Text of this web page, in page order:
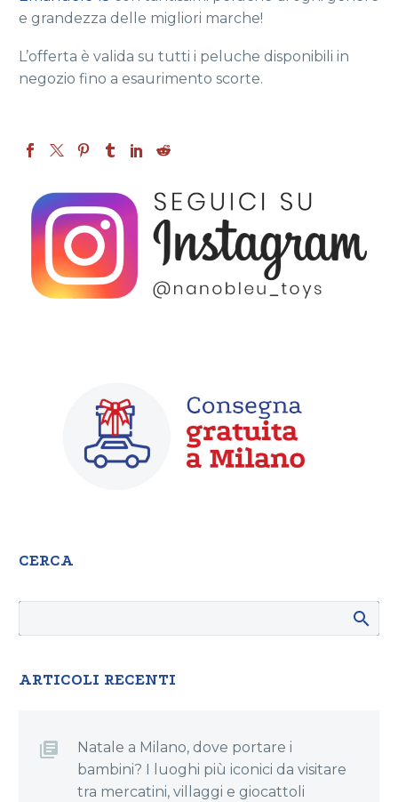
e grandezza delle migliori marche!
L’offerta è valida su tutti i peluche disponibili in
negozio fino a esaurimento scorte.
CERCA
ARTICOLI RECENTI
Natale a Milano, dove portare i
bambini? I luoghi più iconici da visitare
tra mercatini, villaggi e giocattoli